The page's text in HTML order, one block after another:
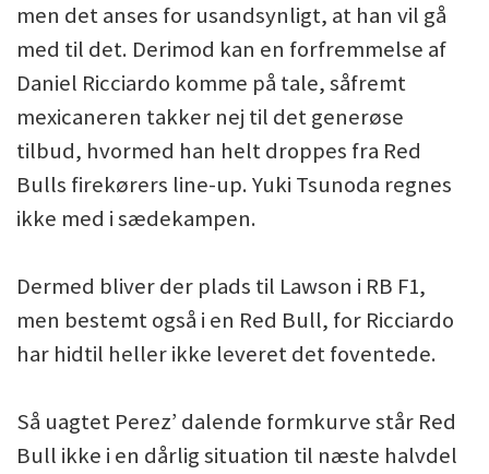
men det anses for usandsynligt, at han vil gå
med til det. Derimod kan en forfremmelse af
Daniel Ricciardo komme på tale, såfremt
mexicaneren takker nej til det generøse
tilbud, hvormed han helt droppes fra Red
Bulls firekørers line-up. Yuki Tsunoda regnes
ikke med i sædekampen.
Dermed bliver der plads til Lawson i RB F1,
men bestemt også i en Red Bull, for Ricciardo
har hidtil heller ikke leveret det foventede.
Så uagtet Perez’ dalende formkurve står Red
Bull ikke i en dårlig situation til næste halvdel